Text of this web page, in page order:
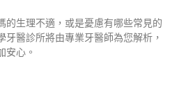
的生理不適，或是憂慮有哪些常見的
牙醫診所將由專業牙醫師為您解析，
安心。